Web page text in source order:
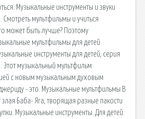
Музыкальные инструменты и звуки
мультфильмы и учиться
может быть лучше? Поэтому
мультфильмы для детей
инструменты для детей, серия
Этот музыкальный мультфильм
с новым музыкальным духовым
- это. Музыкальные мультфильмы В
Баба- Яга, творящая разные пакости
Музыкальные инструменты. Для детей.